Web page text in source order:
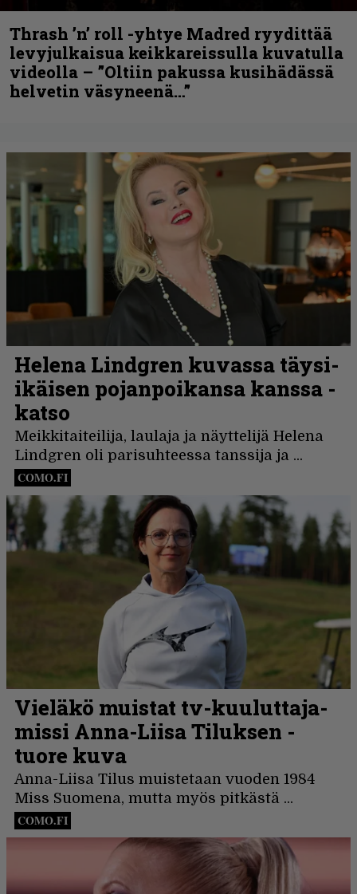
Thrash ’n’ roll -yhtye Madred ryydittää
levyjulkaisua keikkareissulla kuvatulla
videolla – ”Oltiin pakussa kusihädässä
helvetin väsyneenä…”